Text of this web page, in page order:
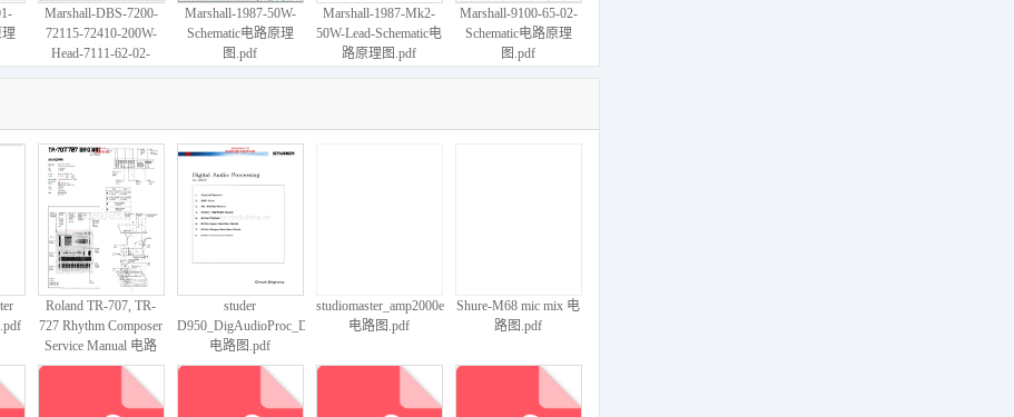
理
Marshall-DBS-7200-
72115-72410-200W-
Head-7111-62-02-
Marshall-1987-50W-
Schematic电路原理
图.pdf
Marshall-1987-Mk2-
50W-Lead-Schematic电
路原理图.pdf
Marshall-9100-65-02-
Schematic电路原理
图.pdf
Marshall-5520-200W-
Power-Amp-Bass-
Combo-Schematic电路
原理图.pdf
Marshall-2500SL-X-
路原理图.pdf
Roland TR-707, TR-
727 Rhythm Composer
Service Manual 电路
图.pdf
studer
D950_DigAudioProc_Diagrams
电路图.pdf
studiomaster_amp2000e
电路图.pdf
Shure-M68 mic mix 电
路图.pdf